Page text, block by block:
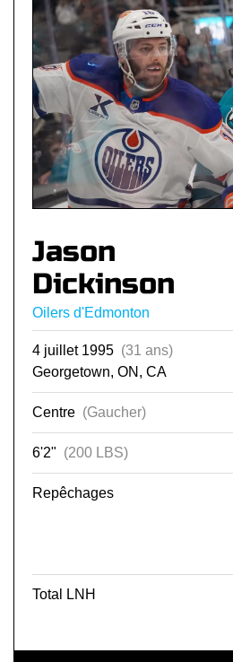
Jason
Dickinson
Oilers d'Edmonton
4 juillet 1995 (31 ans)
Georgetown, ON, CA
Centre (Gaucher)
6'2" (200 LBS)
Repêchages
Total LNH